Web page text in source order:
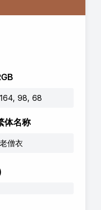
164, 98, 68
体名称
老僧衣